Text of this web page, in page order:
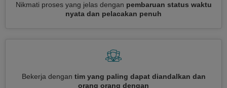
Nikmati proses yang jelas dengan pembaruan status waktu
nyata dan pelacakan penuh
Bekerja dengan tim yang paling dapat diandalkan dan
orang orang dengan